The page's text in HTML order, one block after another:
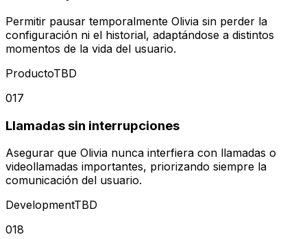
Permitir pausar temporalmente Olivia sin perder la
configuración ni el historial, adaptándose a distintos
momentos de la vida del usuario.
ProductoTBD
017
Llamadas sin interrupciones
Asegurar que Olivia nunca interfiera con llamadas o
videollamadas importantes, priorizando siempre la
comunicación del usuario.
DevelopmentTBD
018